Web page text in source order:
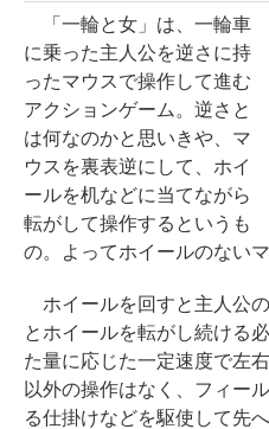
モリ
ime
ィゴ
イン
ウンロ
￥
tomtoc
S HP
￥
￥1,300
x 【限
む】
ロブロ
￥3,200
x 【限
む】
ロブロ
1冊で
とWeb
￥1,292
科書:
も安
もコ
にも！
ーディ
￥99
ー、広
￥
B) 7イ
ライ
広告な
￥
ストレ
「一輪と女」は、一輪車
に乗った主人公を逆さに持
ったマウスで操作して進む
アクションゲーム。逆さと
は何なのかと思いきや、マ
ウスを裏表逆にして、ホイ
ールを机などに当てながら
転がして操作するというも
の。よってホイールのない
ホイールを回すと主人公
とホイールを転がし続ける
た量に応じた一定速度で左
以外の操作はなく、フィー
る仕掛けなどを駆使して先